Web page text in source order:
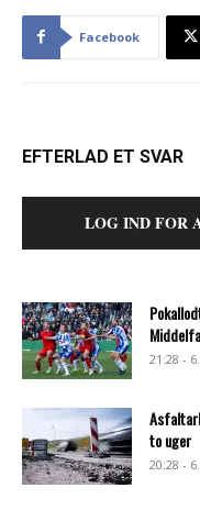
Facebook
EFTERLAD ET SVAR
LOG IND FOR
21:28 -
to uger
20:28 -